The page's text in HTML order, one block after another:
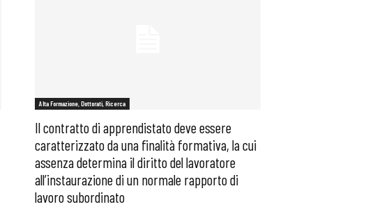
Alta Formazione, Dottorati, Ricerca
Il contratto di apprendistato deve essere
caratterizzato da una finalità formativa, la cui
assenza determina il diritto del lavoratore
all’instaurazione di un normale rapporto di
lavoro subordinato